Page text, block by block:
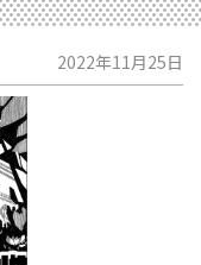
2022年11月25日